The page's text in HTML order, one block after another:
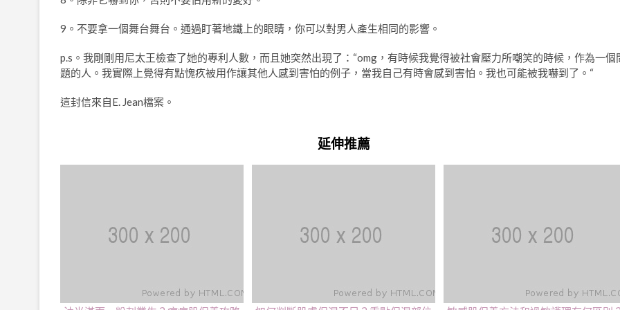
9。不要拿一個舞台舞台。通過盯著地鐵上的眼睛，你可以對男人產生相同的影響。
p.s。我剛剛用尼太王檢查了她的專利人數，而且她突然出現了：“omg，有時候我覺得被社會壓力所嘲笑的時候，作為一個
題的人。我實際上覺得有點愧疚被用作讓其他人感到害怕的例子，當我自己有時會感到害怕。我也可能被我嚇到了。“
這封信來自E. Jean檔案。
延伸推薦